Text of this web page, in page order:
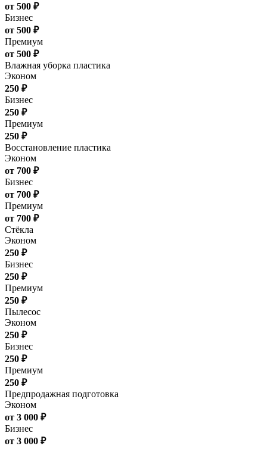
от 500 ₽
Бизнес
от 500 ₽
Премиум
от 500 ₽
Влажная уборка пластика
Эконом
250 ₽
Бизнес
250 ₽
Премиум
250 ₽
Восстановление пластика
Эконом
от 700 ₽
Бизнес
от 700 ₽
Премиум
от 700 ₽
Стёкла
Эконом
250 ₽
Бизнес
250 ₽
Премиум
250 ₽
Пылесос
Эконом
250 ₽
Бизнес
250 ₽
Премиум
250 ₽
Предпродажная подготовка
Эконом
от 3 000 ₽
Бизнес
от 3 000 ₽